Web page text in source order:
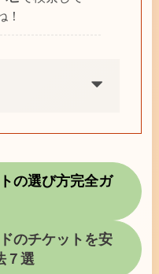
！
の選び方完全ガ
のチケットを安
７選